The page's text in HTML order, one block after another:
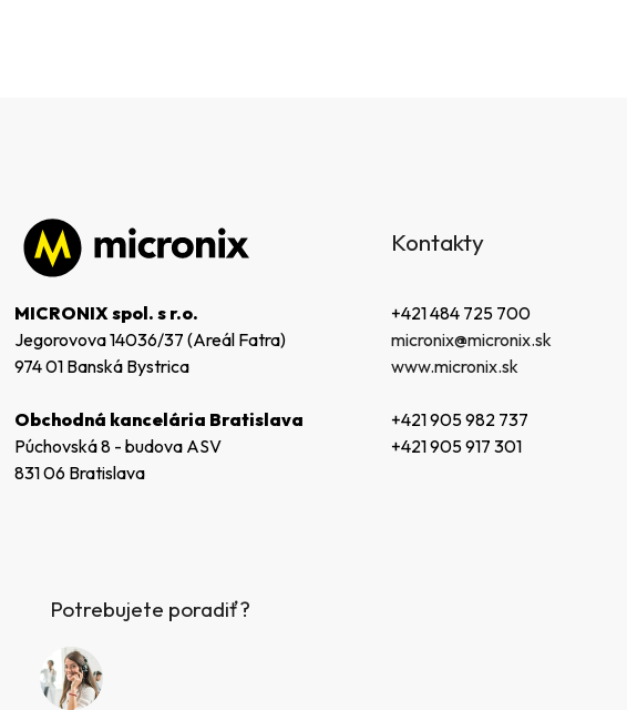
MICRONIX spol. s r.o.
Jegorovova 14036/37 (Areál Fatra)
974 01 Banská Bystrica
Obchodná kancelária Bratislava
Púchovská 8 - budova ASV
831 06 Bratislava
Kontakty
+421 484 725 700
micronix@micronix.sk
www.micronix.sk
+421 905 982 737
+421 905 917 301
Potrebujete poradiť?